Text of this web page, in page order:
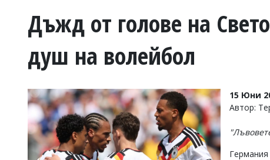
ВОЙНАТА
УКРАЙНА
РАЗСЛЕДВАНЕ
БИЗНЕС
Дъжд от голове на
душ на волейбол
15 Юни
Автор: